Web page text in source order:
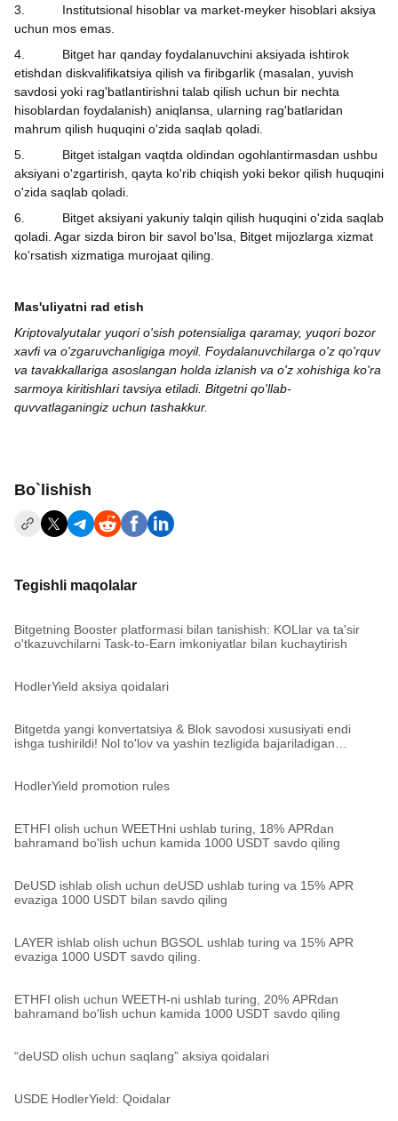
3.
Institutsional hisoblar va market-meyker hisoblari aksiya
uchun mos emas.
4.
Bitget har qanday foydalanuvchini aksiyada ishtirok
etishdan diskvalifikatsiya qilish va firibgarlik (masalan, yuvish
savdosi yoki rag'batlantirishni talab qilish uchun bir nechta
hisoblardan foydalanish) aniqlansa, ularning rag'batlaridan
mahrum qilish huquqini o'zida saqlab qoladi.
5.
Bitget istalgan vaqtda oldindan ogohlantirmasdan ushbu
aksiyani o'zgartirish, qayta ko'rib chiqish yoki bekor qilish huquqini
o'zida saqlab qoladi.
6.
Bitget aksiyani yakuniy talqin qilish huquqini o'zida saqlab
qoladi. Agar sizda biron bir savol bo'lsa, Bitget mijozlarga xizmat
ko'rsatish xizmatiga murojaat qiling.
Mas'uliyatni rad etish
Kriptovalyutalar yuqori o'sish potensialiga qaramay, yuqori bozor
xavfi va o'zgaruvchanligiga moyil. Foydalanuvchilarga o'z qo'rquv
va tavakkallariga asoslangan holda izlanish va o'z xohishiga ko'ra
sarmoya kiritishlari tavsiya etiladi. Bitgetni qo'llab-
quvvatlaganingiz uchun tashakkur.
Bo`lishish
Tegishli maqolalar
Bitgetning Booster platformasi bilan tanishish: KOLlar va ta'sir
o'tkazuvchilarni Task-to-Earn imkoniyatlar bilan kuchaytirish
HodlerYield aksiya qoidalari
Bitgetda yangi konvertatsiya & Blok savodosi xususiyati endi
ishga tushirildi! Nol to'lov va yashin tezligida bajariladigan
HodlerYield promotion rules
ETHFI olish uchun WEETHni ushlab turing, 18% APRdan
bahramand bo'lish uchun kamida 1000 USDT savdo qiling
DeUSD ishlab olish uchun deUSD ushlab turing va 15% APR
evaziga 1000 USDT bilan savdo qiling
LAYER ishlab olish uchun BGSOL ushlab turing va 15% APR
evaziga 1000 USDT savdo qiling.
ETHFI olish uchun WEETH-ni ushlab turing, 20% APRdan
bahramand bo'lish uchun kamida 1000 USDT savdo qiling
“deUSD olish uchun saqlang” aksiya qoidalari
USDE HodlerYield: Qoidalar